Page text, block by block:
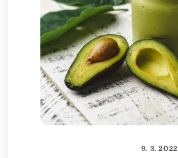
9. 3. 2022